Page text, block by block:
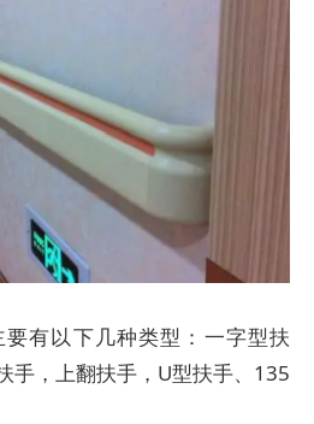
有以下几种类型：一字型扶
手，上翻扶手，U型扶手、135